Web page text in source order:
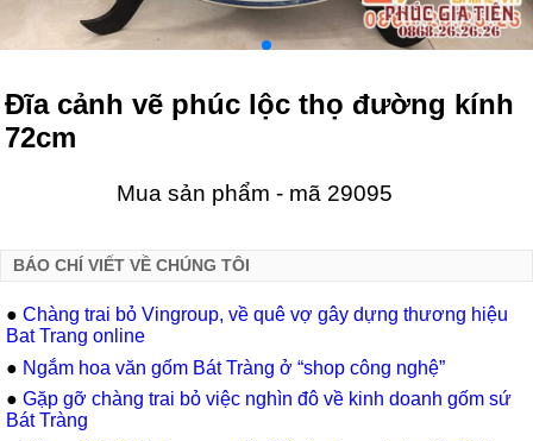
Đĩa cảnh vẽ phúc lộc thọ đường kính
72cm
Mua sản phẩm - mã 29095
BÁO CHÍ VIẾT VỀ CHÚNG TÔI
● Chàng trai bỏ Vingroup, về quê vợ gây dựng thương hiệu
Bat Trang online
● Ngắm hoa văn gốm Bát Tràng ở “shop công nghệ”
● Gặp gỡ chàng trai bỏ việc nghìn đô về kinh doanh gốm sứ
Bát Tràng